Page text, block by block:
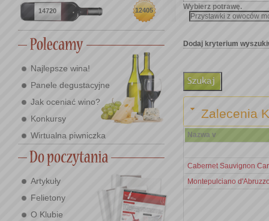
14720 12405
Najlepsze wina!
Panele degustacyjne
Jak oceniać wino?
Konkursy
Wirtualna piwniczka
Artykuły
Felietony
O Klubie
Wybierz potrawę.
Dodaj kryterium
Zalecenia
Nazwa v
Cabernet Sauvignon
Montepulciano